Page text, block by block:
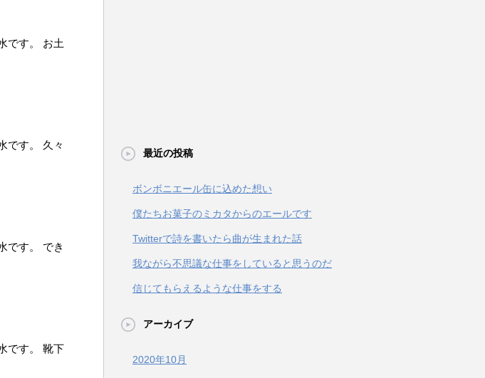
です。 お土
です。 久々
です。 でき
です。 靴下
最近の投稿
ボンボニエール缶に込めた想い
僕たちお菓子のミカタからのエールです
Twitterで詩を書いたら曲が生まれた話
我ながら不思議な仕事をしていると思うのだ
信じてもらえるような仕事をする
アーカイブ
2020年10月